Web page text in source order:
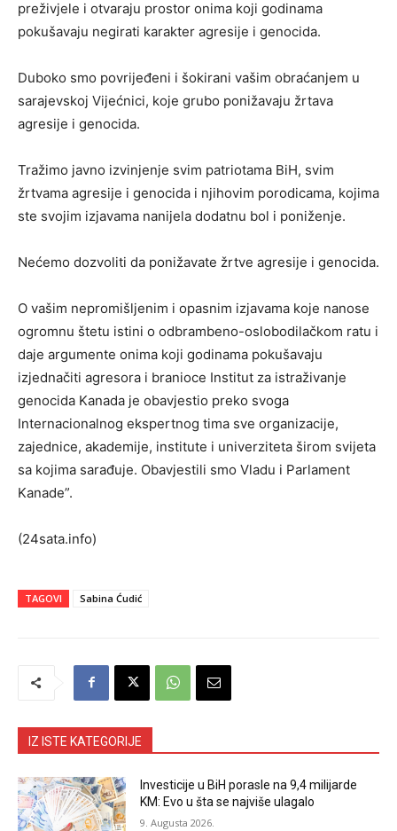
preživjele i otvaraju prostor onima koji godinama
pokušavaju negirati karakter agresije i genocida.
Duboko smo povrijeđeni i šokirani vašim obraćanjem u
sarajevskoj Vijećnici, koje grubo ponižavaju žrtava
agresije i genocida.
Tražimo javno izvinjenje svim patriotama BiH, svim
žrtvama agresije i genocida i njihovim porodicama, kojima
ste svojim izjavama nanijela dodatnu bol i poniženje.
Nećemo dozvoliti da ponižavate žrtve agresije i genocida.
O vašim nepromišljenim i opasnim izjavama koje nanose
ogromnu štetu istini o odbrambeno-oslobodilačkom ratu i
daje argumente onima koji godinama pokušavaju
izjednačiti agresora i branioce Institut za istraživanje
genocida Kanada je obavjestio preko svoga
Internacionalnog ekspertnog tima sve organizacije,
zajednice, akademije, institute i univerziteta širom svijeta
sa kojima sarađuje. Obavjestili smo Vladu i Parlament
Kanade”.
(24sata.info)
TAGOVI Sabina Ćudić
IZ ISTE KATEGORIJE
Investicije u BiH porasle na 9,4 milijarde
KM: Evo u šta se najviše ulagalo
9. Augusta 2026.